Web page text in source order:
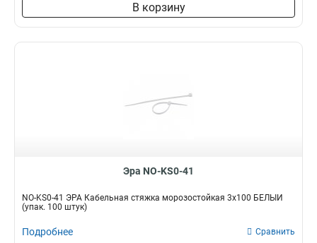
В корзину
Эра NO-KS0-41
NO-KS0-41 ЭРА Кабельная стяжка морозостойкая 3x100 БЕЛЫЙ
(упак. 100 штук)
Подробнее Сравнить